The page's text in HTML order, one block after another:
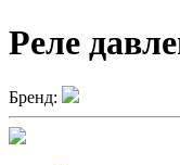
Реле
Бренд: